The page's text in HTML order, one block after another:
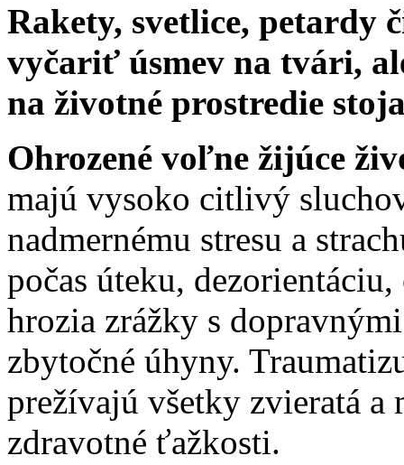
Rakety, svetlice, petardy
vyčariť úsmev na tvári,
na životné prostredie
Ohrozené voľne žijúce
majú vysoko citlivý
nadmernému stresu a
počas úteku,
hrozia zrážky s
zbytočné úhyny.
prežívajú všetky zvieratá a
zdravotné ťažkosti.